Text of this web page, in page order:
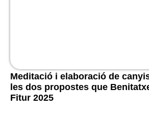
Meditació i elaboració de
les dos propostes que
Fitur 2025